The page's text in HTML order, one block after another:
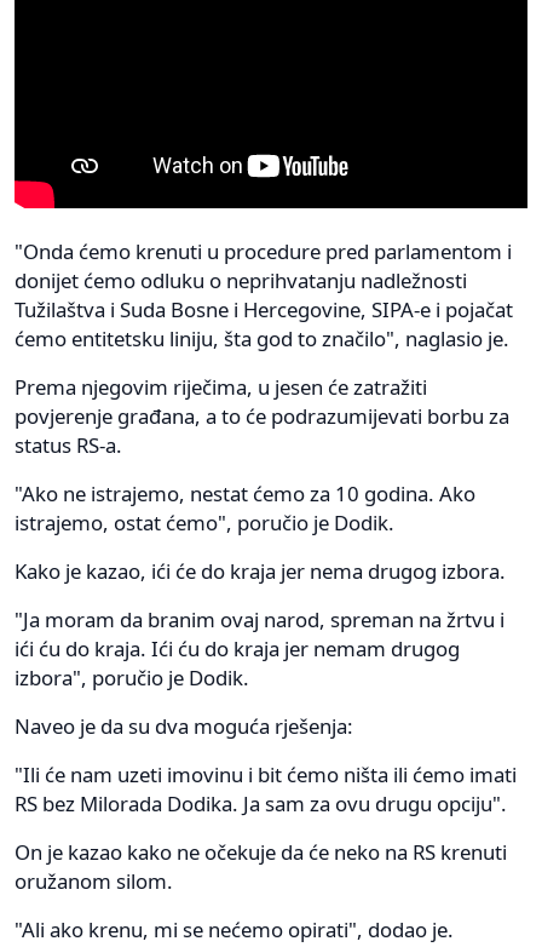
"Onda ćemo krenuti u procedure pred parlamentom i
donijet ćemo odluku o neprihvatanju nadležnosti
Tužilaštva i Suda Bosne i Hercegovine, SIPA-e i pojačat
ćemo entitetsku liniju, šta god to značilo", naglasio je.
Prema njegovim riječima, u jesen će zatražiti
povjerenje građana, a to će podrazumijevati borbu za
status RS-a.
"Ako ne istrajemo, nestat ćemo za 10 godina. Ako
istrajemo, ostat ćemo", poručio je Dodik.
Kako je kazao, ići će do kraja jer nema drugog izbora.
"Јa moram da branim ovaj narod, spreman na žrtvu i
ići ću do kraja. Ići ću do kraja jer nemam drugog
izbora", poručio je Dodik.
Naveo je da su dva moguća rješenja:
"Ili će nam uzeti imovinu i bit ćemo ništa ili ćemo imati
RS bez Milorada Dodika. Ja sam za ovu drugu opciju".
On je kazao kako ne očekuje da će neko na RS krenuti
oružanom silom.
"Ali ako krenu, mi se nećemo opirati", dodao je.